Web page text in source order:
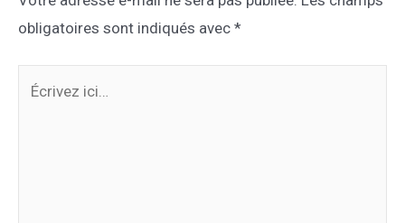
obligatoires sont indiqués avec *